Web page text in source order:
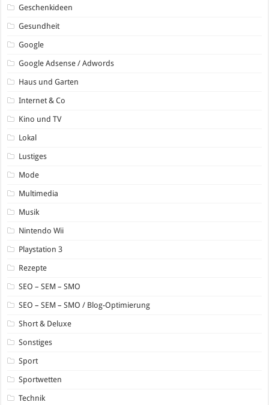
Geschenkideen
Gesundheit
Google
Google Adsense / Adwords
Haus und Garten
Internet & Co
Kino und TV
Lokal
Lustiges
Mode
Multimedia
Musik
Nintendo Wii
Playstation 3
Rezepte
SEO – SEM – SMO
SEO – SEM – SMO / Blog-Optimierung
Short & Deluxe
Sonstiges
Sport
Sportwetten
Technik